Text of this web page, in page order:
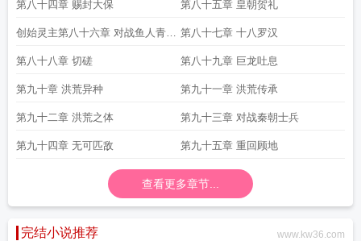
第八十四章 赐封大保 第八十五章 皇朝贺礼
创始灵主第八十六章 对战鱼人青年
回马风斩
第八十七章 十八罗汉
第八十八章 切磋 第八十九章 巨龙吐息
第九十章 洪荒异种 第九十一章 洪荒传承
第九十二章 洪荒之体 第九十三章 对战秦朝士兵
第九十四章 无可匹敌 第九十五章 重回顾地
查看更多章节...
完结小说推荐 www.kw36.com